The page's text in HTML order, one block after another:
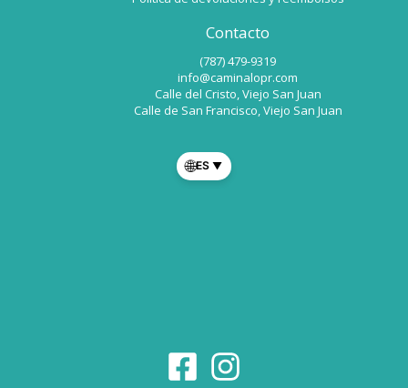
Contacto
(787) 479-9319
info@caminalopr.com
Calle del Cristo, Viejo San Juan
Calle de San Francisco, Viejo San Juan
🌐ES ▼